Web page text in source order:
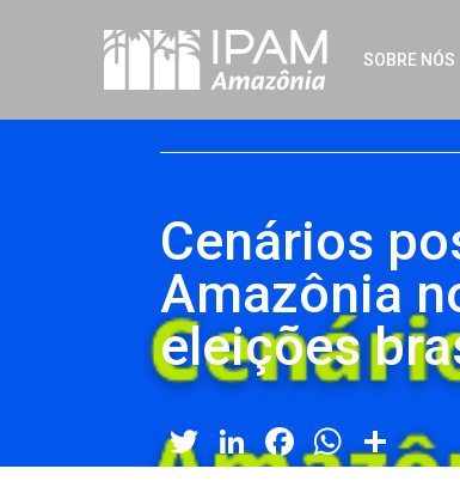
SOBRE NÓS
Cenários
Amazônia
eleições
Twitter
LinkedIn